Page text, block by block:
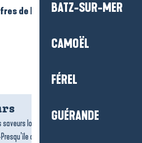
BATZ-SUR-MER
CAMOËL
FÉREL
GUÉRANDE
de La Baule – Presqu’ile de
locales ? Les producteurs de la
de Guérande vous invitent à